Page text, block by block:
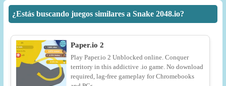
¿Estás buscando juegos similares a Snake 2048.io?
Paper.io 2
Play Paper.io 2 Unblocked online. Conquer
territory in this addictive .io game. No download
required, lag-free gameplay for Chromebooks